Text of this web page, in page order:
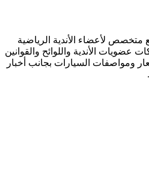
متخصص لأعضاء الأندية الرياضية
عضويات الأندية واللوائح والقوانين
ومواصفات السيارات بجانب أخبار